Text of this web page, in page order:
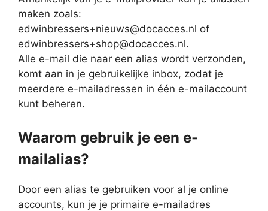
maken zoals:
edwinbressers+nieuws@docacces.nl of
edwinbressers+shop@docacces.nl.
Alle e-mail die naar een alias wordt verzonden,
komt aan in je gebruikelijke inbox, zodat je
meerdere e-mailadressen in één e-mailaccount
kunt beheren.
Waarom gebruik je een e-
mailalias?
Door een alias te gebruiken voor al je online
accounts, kun je je primaire e-mailadres